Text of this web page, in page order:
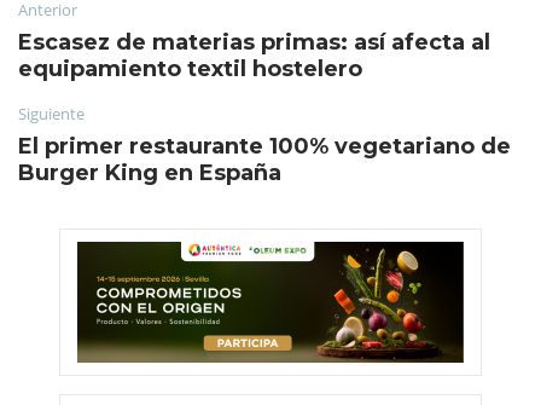
Anterior
Escasez de materias primas: así afecta al
equipamiento textil hostelero
Siguiente
El primer restaurante 100% vegetariano de
Burger King en España